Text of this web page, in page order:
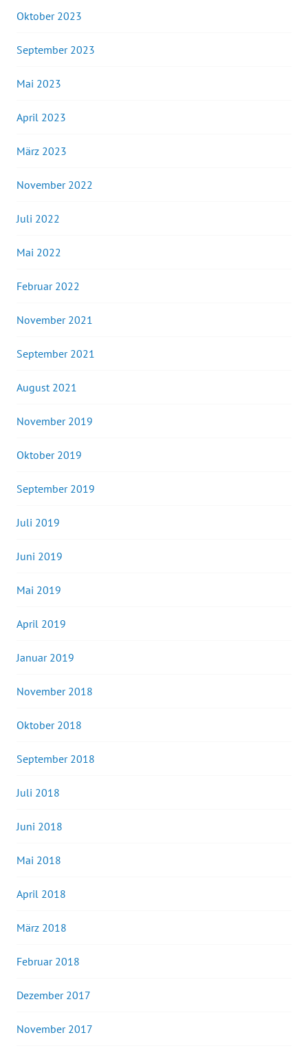
Oktober 2023
September 2023
Mai 2023
April 2023
März 2023
November 2022
Juli 2022
Mai 2022
Februar 2022
November 2021
September 2021
August 2021
November 2019
Oktober 2019
September 2019
Juli 2019
Juni 2019
Mai 2019
April 2019
Januar 2019
November 2018
Oktober 2018
September 2018
Juli 2018
Juni 2018
Mai 2018
April 2018
März 2018
Februar 2018
Dezember 2017
November 2017